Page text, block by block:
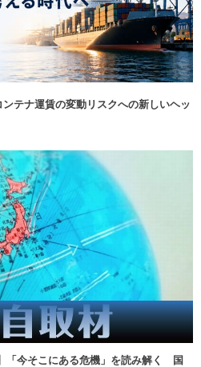
テナ運賃の変動リスクへの新しいヘッ
「今そこにある危機」を読み解く 国